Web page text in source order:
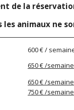
de la
animaux ne
600 € /
650 € /semaine
650 € /semaine
750 € /semaine